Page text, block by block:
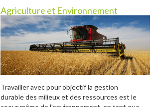
Agriculture et Environnement
Travailler avec pour objectif la gestion
durable des milieux et des ressources est le